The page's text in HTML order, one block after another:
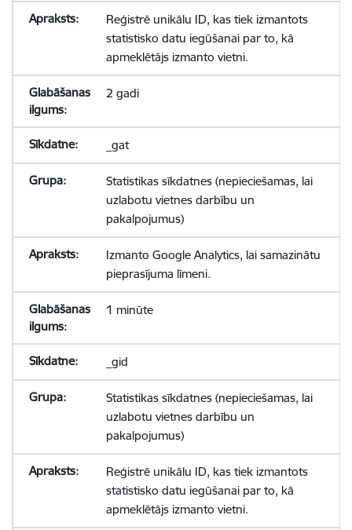
Reģistrē unikālu ID, kas tiek izmantots
statistisko datu iegūšanai par to, kā
apmeklētājs izmanto vietni.
2 gadi
_gat
Statistikas sīkdatnes (nepieciešamas, lai
uzlabotu vietnes darbību un
pakalpojumus)
Izmanto Google Analytics, lai samazinātu
pieprasījuma līmeni.
1 minūte
_gid
Statistikas sīkdatnes (nepieciešamas, lai
uzlabotu vietnes darbību un
pakalpojumus)
Reģistrē unikālu ID, kas tiek izmantots
statistisko datu iegūšanai par to, kā
apmeklētājs izmanto vietni.